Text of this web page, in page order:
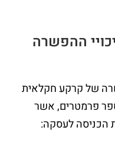
ההפשרה
של קרקע חקלאית
פרמטרים, אשר
הכניסה לעסקה: